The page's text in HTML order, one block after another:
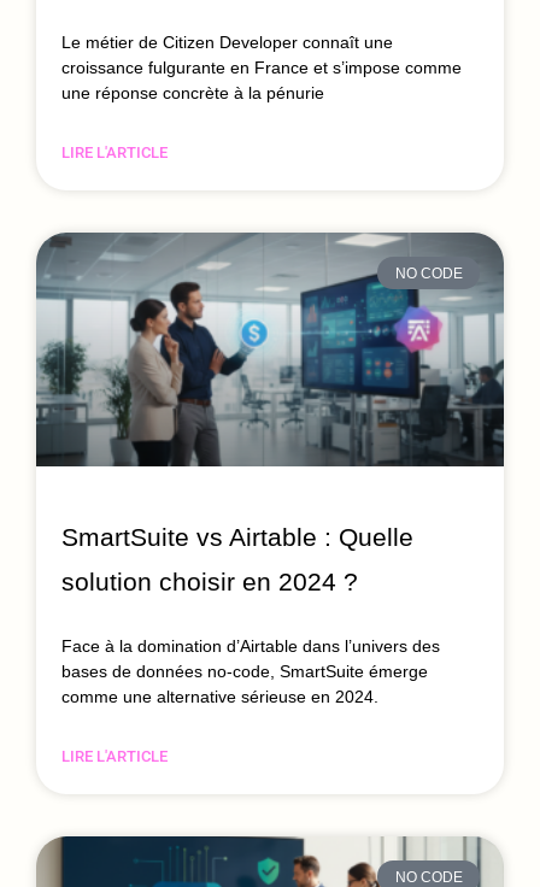
Le métier de Citizen Developer connaît une
croissance fulgurante en France et s’impose comme
une réponse concrète à la pénurie
LIRE L'ARTICLE
NO CODE
SmartSuite vs Airtable : Quelle
solution choisir en 2024 ?
Face à la domination d’Airtable dans l’univers des
bases de données no-code, SmartSuite émerge
comme une alternative sérieuse en 2024.
LIRE L'ARTICLE
NO CODE